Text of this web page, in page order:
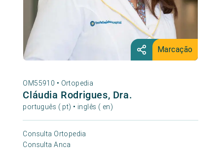
Marcação
OM55910 • Ortopedia
Cláudia Rodrigues, Dra.
português ( pt) • inglês ( en)
Consulta Ortopedia
Consulta Anca